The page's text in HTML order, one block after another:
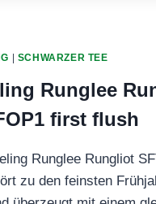
| SCHWARZER TEE
Runglee
first flush
Runglee Rungliot
zu den feinsten